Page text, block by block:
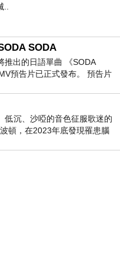
..
SODA
推出的日語單曲 《SODA
預告片已正式發布。 預告片
粉絲們對這次夏季回
低沉、沙啞的音色征服歌迷的
波頓，在2023年底發現罹患腦
一切都好」。